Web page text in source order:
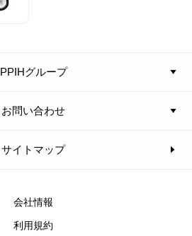
PPIHグループ
お問い合わせ
サイトマップ
会社情報
利用規約